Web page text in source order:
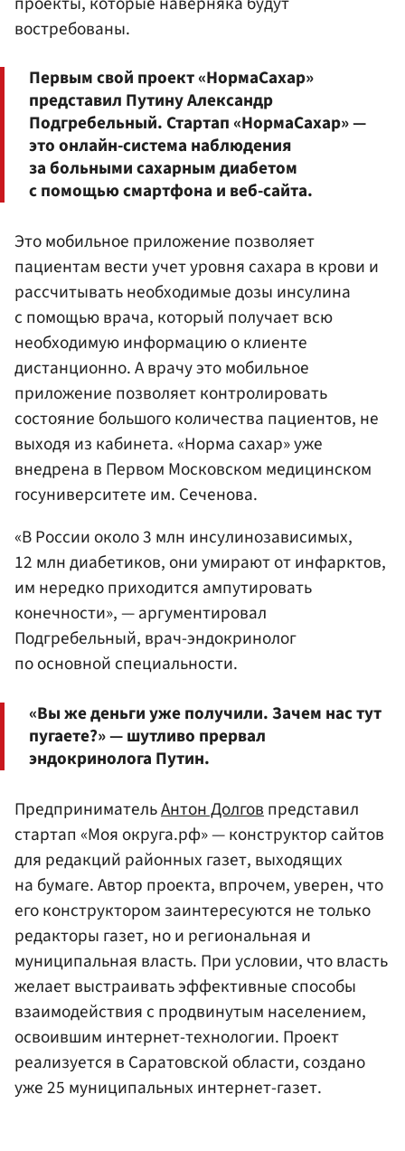
востребованы.
Первым свой проект «НормаСахар»
представил Путину Александр
Подгребельный. Стартап «НормаСахар» —
это онлайн-система наблюдения
за больными сахарным диабетом
с помощью смартфона и веб-сайта.
Это мобильное приложение позволяет
пациентам вести учет уровня сахара в крови и
рассчитывать необходимые дозы инсулина
с помощью врача, который получает всю
необходимую информацию о клиенте
дистанционно. А врачу это мобильное
приложение позволяет контролировать
состояние большого количества пациентов, не
выходя из кабинета. «Норма сахар» уже
внедрена в Первом Московском медицинском
госуниверситете им. Сеченова.
«В России около 3 млн инсулинозависимых,
12 млн диабетиков, они умирают от инфарктов,
им нередко приходится ампутировать
конечности», — аргументировал
Подгребельный, врач-эндокринолог
по основной специальности.
«Вы же деньги уже получили. Зачем нас тут
пугаете?» — шутливо прервал
эндокринолога Путин.
ПредпринимательАнтон Долговпредставил
стартап «Моя округа.рф» — конструктор сайтов
для редакций районных газет, выходящих
на бумаге. Автор проекта, впрочем, уверен, что
его конструктором заинтересуются не только
редакторы газет, но и региональная и
муниципальная власть. При условии, что власть
желает выстраивать эффективные способы
взаимодействия с продвинутым населением,
освоившим интернет-технологии. Проект
реализуется в Саратовской области, создано
уже 25 муниципальных интернет-газет.